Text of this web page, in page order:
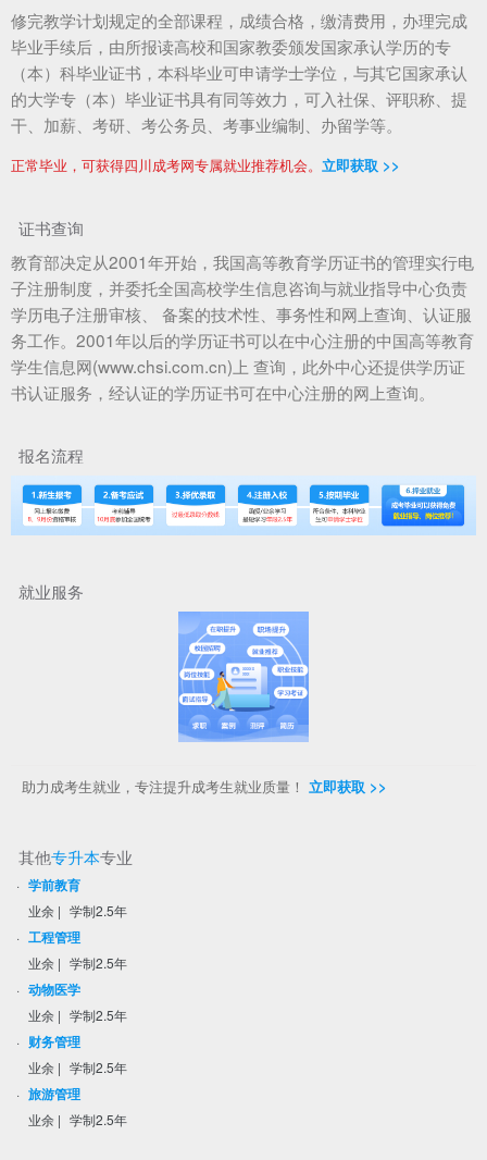
修完教学计划规定的全部课程，成绩合格，缴清费用，办理完成
毕业手续后，由所报读高校和国家教委颁发国家承认学历的专
（本）科毕业证书，本科毕业可申请学士学位，与其它国家承认
的大学专（本）毕业证书具有同等效力，可入社保、评职称、提
干、加薪、考研、考公务员、考事业编制、办留学等。
正常毕业，可获得四川成考网专属就业推荐机会。 立即获取 >>
证书查询
教育部决定从2001年开始，我国高等教育学历证书的管理实行电
子注册制度，并委托全国高校学生信息咨询与就业指导中心负责
学历电子注册审核、 备案的技术性、事务性和网上查询、认证服
务工作。2001年以后的学历证书可以在中心注册的中国高等教育
学生信息网(www.chsi.com.cn)上 查询，此外中心还提供学历证
书认证服务，经认证的学历证书可在中心注册的网上查询。
报名流程
就业服务
助力成考生就业，专注提升成考生就业质量！ 立即获取 >>
其他专升本专业
· 学前教育
业余 | 学制2.5年
· 工程管理
业余 | 学制2.5年
· 动物医学
业余 | 学制2.5年
· 财务管理
业余 | 学制2.5年
· 旅游管理
业余 | 学制2.5年